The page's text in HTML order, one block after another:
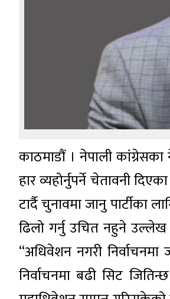
काठमाडौं । नेपाली कांग्रेसका
हार व्यहोर्नुपर्ने चेतावनी
टार्दै चुनावमा जानु पार्टीका
ढिलो गर्नु उचित नहुने उल्लेख
“अधिवेशन नगरी
निर्वाचनमा बढी सिट